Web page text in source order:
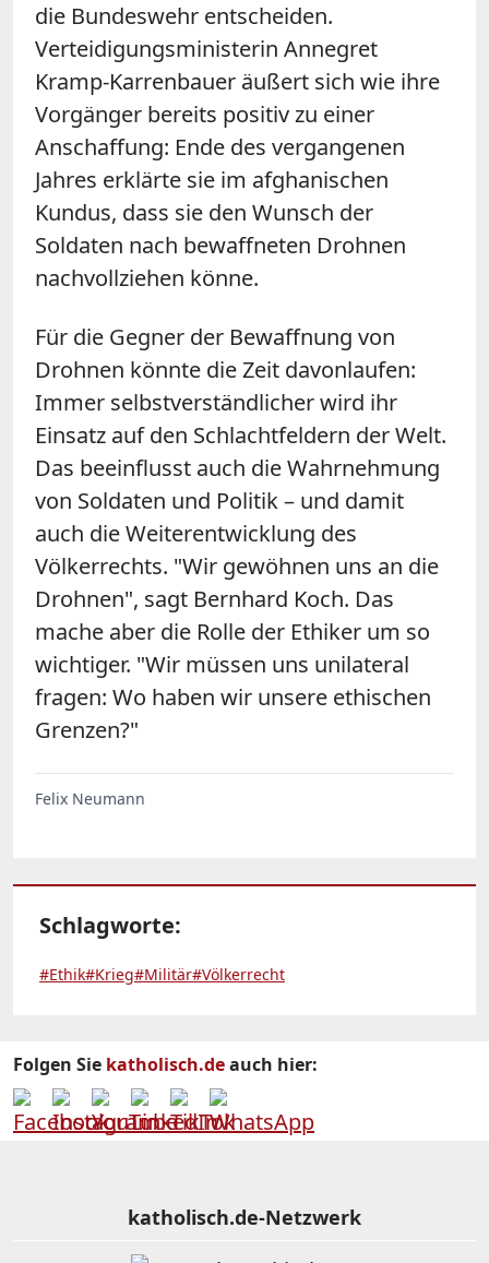
die Bundeswehr entscheiden.
Verteidigungsministerin Annegret
Kramp-Karrenbauer äußert sich wie ihre
Vorgänger bereits positiv zu einer
Anschaffung: Ende des vergangenen
Jahres erklärte sie im afghanischen
Kundus, dass sie den Wunsch der
Soldaten nach bewaffneten Drohnen
nachvollziehen könne.
Für die Gegner der Bewaffnung von
Drohnen könnte die Zeit davonlaufen:
Immer selbstverständlicher wird ihr
Einsatz auf den Schlachtfeldern der Welt.
Das beeinflusst auch die Wahrnehmung
von Soldaten und Politik – und damit
auch die Weiterentwicklung des
Völkerrechts. "Wir gewöhnen uns an die
Drohnen", sagt Bernhard Koch. Das
mache aber die Rolle der Ethiker um so
wichtiger. "Wir müssen uns unilateral
fragen: Wo haben wir unsere ethischen
Grenzen?"
Felix Neumann
Schlagworte:
#Ethik#Krieg#Militär#Völkerrecht
Folgen Sie katholisch.deauch hier:
katholisch.de-Netzwerk